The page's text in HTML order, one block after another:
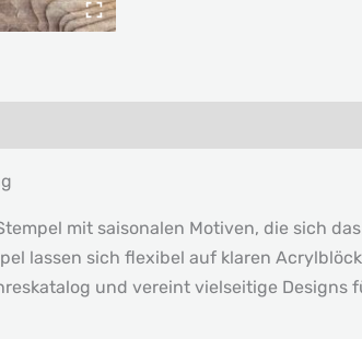
mit saisonalen Motiven, die sich
lassen sich flexibel auf klaren
und vereint vielseitige